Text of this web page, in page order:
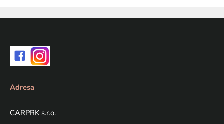
Adresa
CARPRK s.r.o.